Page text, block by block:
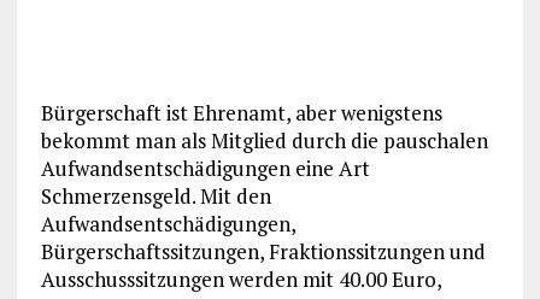
Bürgerschaft ist Ehrenamt, aber wenigstens
bekommt man als Mitglied durch die pauschalen
Aufwandsentschädigungen eine Art
Schmerzensgeld. Mit den
Aufwandsentschädigungen,
Bürgerschaftssitzungen, Fraktionssitzungen und
Ausschusssitzungen werden mit 40.00 Euro,